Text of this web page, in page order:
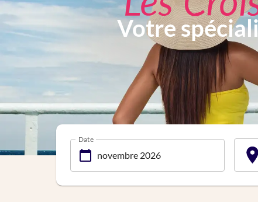
Votre
Date